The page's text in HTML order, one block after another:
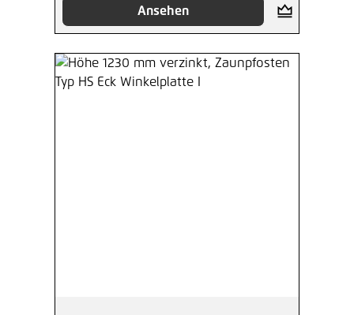
Ansehen